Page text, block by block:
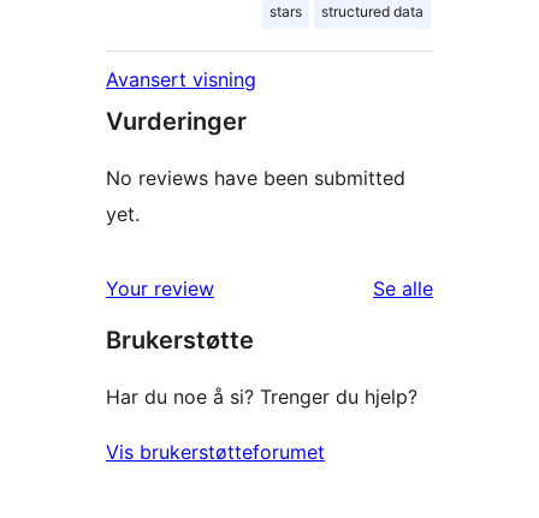
stars structured data
Avansert visning
Vurderinger
No reviews have been submitted
yet.
Your review Se alleomtalene
Brukerstøtte
Har du noe å si? Trenger du hjelp?
Vis brukerstøtteforumet